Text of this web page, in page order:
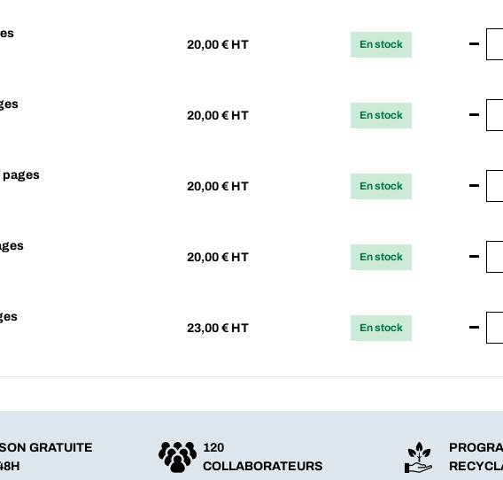
20,00 € HT En stock
20,00 € HT En stock
pages
20,00 € HT En stock
20,00 € HT En stock
23,00 € HT En stock
GRATUITE
120
COLLABORATEURS